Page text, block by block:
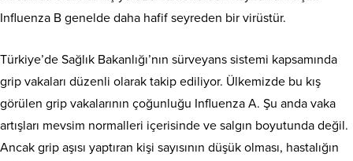
Influenza B genelde daha hafif seyreden bir virüstür.
Türkiye’de Sağlık Bakanlığı’nın sürveyans sistemi kapsamında
grip vakaları düzenli olarak takip ediliyor. Ülkemizde bu kış
görülen grip vakalarının çoğunluğu Influenza A. Şu anda vaka
artışları mevsim normalleri içerisinde ve salgın boyutunda değil.
Ancak grip aşısı yaptıran kişi sayısının düşük olması, hastalığın